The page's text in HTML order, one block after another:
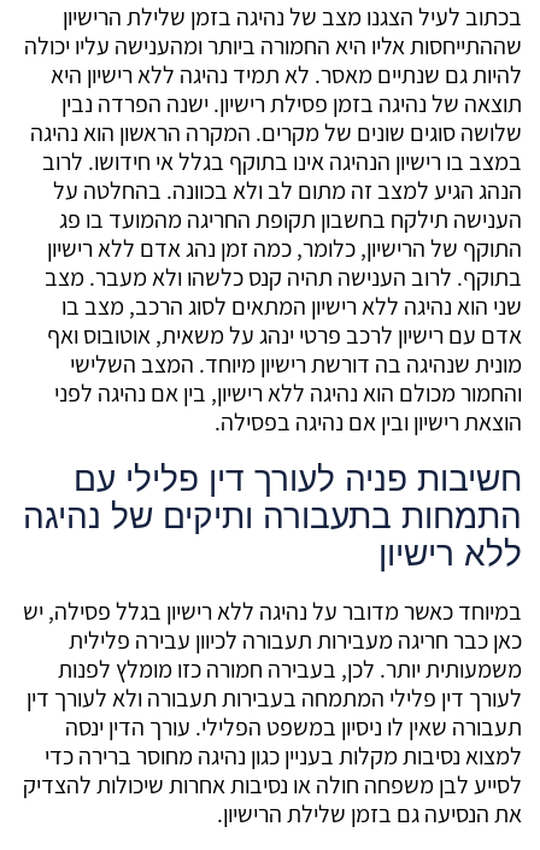
בכתוב לעיל הצגנו מצב של נהיגה בזמן שלילת הרישיון
שההתייחסות אליו היא החמורה ביותר ומהענישה עליו יכולה
להיות גם שנתיים מאסר. לא תמיד נהיגה ללא רישיון היא
תוצאה של נהיגה בזמן פסילת רישיון. ישנה הפרדה נבין
שלושה סוגים שונים של מקרים. המקרה הראשון הוא נהיגה
במצב בו רישיון הנהיגה אינו בתוקף בגלל אי חידושו. לרוב
הנהג הגיע למצב זה מתום לב ולא בכוונה. בהחלטה על
הענישה תילקח בחשבון תקופת החריגה מהמועד בו פג
התוקף של הרישיון, כלומר, כמה זמן נהג אדם ללא רישיון
בתוקף. לרוב הענישה תהיה קנס כלשהו ולא מעבר. מצב
שני הוא נהיגה ללא רישיון המתאים לסוג הרכב, מצב בו
אדם עם רישיון לרכב פרטי ינהג על משאית, אוטובוס ואף
מונית שנהיגה בה דורשת רישיון מיוחד. המצב השלישי
והחמור מכולם הוא נהיגה ללא רישיון, בין אם נהיגה לפני
הוצאת רישיון ובין אם נהיגה בפסילה.
חשיבות פניה לעורך דין פלילי עם
התמחות בתעבורה ותיקים של נהיגה
ללא רישיון
במיוחד כאשר מדובר על נהיגה ללא רישיון בגלל פסילה, יש
כאן כבר חריגה מעבירות תעבורה לכיוון עבירה פלילית
משמעותית יותר. לכן, בעבירה חמורה כזו מומלץ לפנות
לעורך דין פלילי המתמחה בעבירות תעבורה ולא לעורך דין
תעבורה שאין לו ניסיון במשפט הפלילי. עורך הדין ינסה
למצוא נסיבות מקלות בעניין כגון נהיגה מחוסר ברירה כדי
לסייע לבן משפחה חולה או נסיבות אחרות שיכולות להצדיק
את הנסיעה גם בזמן שלילת הרישיון.